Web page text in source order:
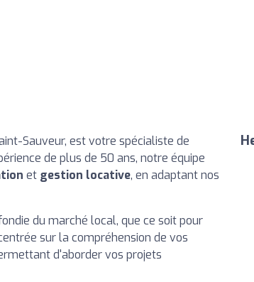
Sauveur, est votre spécialiste de
de plus de 50 ans, notre équipe
et gestion locative, en adaptant nos
du marché local, que ce soit pour
sur la compréhension de vos
d'aborder vos projets